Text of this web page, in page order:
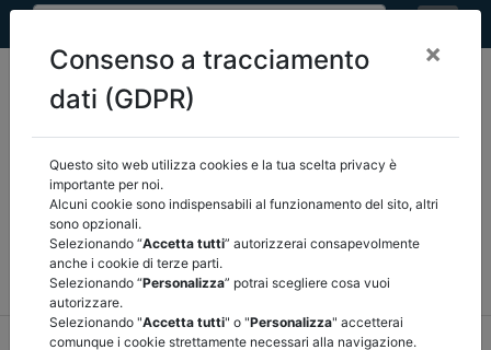
Seleziona una categoria:
COMUNICAZIONI
RASSEGNA STAMPA VEDI TUTTE
home notizie articoli ancrel/torna indietro
Consenso a tracciamento
dati (GDPR)
×
Questo sito web utilizza cookies e la tua scelta privacy è
importante per noi.
Alcuni cookie sono indispensabili al funzionamento del sito, altri
sono opzionali.
Selezionando “Accetta tutti” autorizzerai consapevolmente
anche i cookie di terze parti.
Selezionando “Personalizza” potrai scegliere cosa vuoi
autorizzare.
Selezionando "Accetta tutti" o "Personalizza" accetterai
comunque i cookie strettamente necessari alla navigazione.